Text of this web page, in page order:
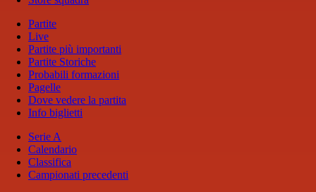
Partite
Live
Partite più importanti
Partite Storiche
Probabili formazioni
Pagelle
Dove vedere la partita
Info biglietti
Serie A
Calendario
Classifica
Campionati precedenti